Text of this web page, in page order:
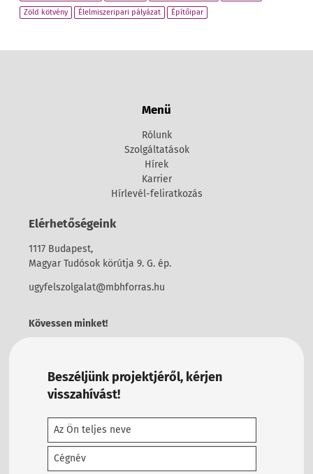
Zöld kötvény
Élelmiszeripari pályázat Építőipar
Menü
Rólunk
Szolgáltatások
Hírek
Karrier
Hírlevél-feliratkozás
Elérhetőségeink
1117 Budapest,
Magyar Tudósok körútja 9. G. ép.
ugyfelszolgalat@mbhforras.hu
Kövessen minket!
Beszéljünk projektjéről, kérjen
visszahívást!